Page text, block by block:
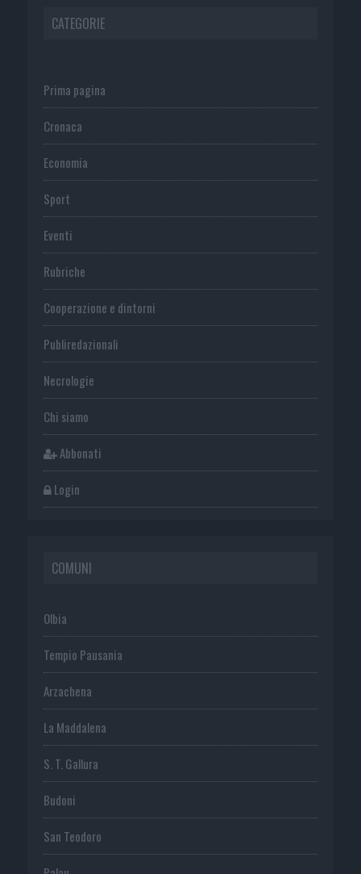
CATEGORIE
Prima pagina
Cronaca
Economia
Sport
Eventi
Rubriche
Cooperazione e dintorni
Publiredazionali
Necrologie
Chi siamo
Abbonati
Login
COMUNI
Olbia
Tempio Pausania
Arzachena
La Maddalena
S. T. Gallura
Budoni
San Teodoro